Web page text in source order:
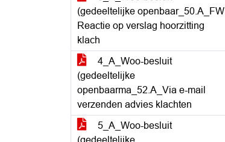
(gedeeltelijke openbaar_50.A_FW
Reactie op verslag hoorzitting
klach
4_A_Woo-besluit
(gedeeltelijke
openbaarma_52.A_Via e-mail
verzenden advies klachten
5_A_Woo-besluit
(gedeeltelijke